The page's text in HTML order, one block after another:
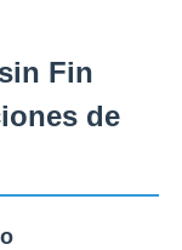
Fin
de